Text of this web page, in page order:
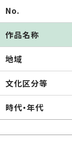
No.
作品名称
地域
文化区分等
時代・年代